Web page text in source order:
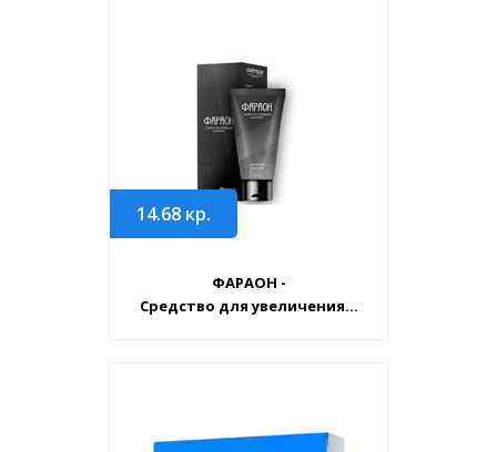
14.68 кр.
ФАРАОН -
Средство для увеличения...